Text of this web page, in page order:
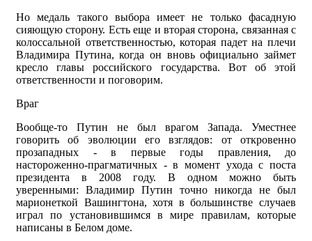
Но медаль такого выбора имеет не только фасадную
сияющую сторону. Есть еще и вторая сторона, связанная с
колоссальной ответственностью, которая падет на плечи
Владимира Путина, когда он вновь официально займет
кресло главы российского государства. Вот об этой
ответственности и поговорим.
Враг
Вообще-то Путин не был врагом Запада. Уместнее
говорить об эволюции его взглядов: от откровенно
прозападных - в первые годы правления, до
настороженно-прагматичных - в момент ухода с поста
президента в 2008 году. В одном можно быть
уверенными: Владимир Путин точно никогда не был
марионеткой Вашингтона, хотя в большинстве случаев
играл по установившимся в мире правилам, которые
написаны в Белом доме.